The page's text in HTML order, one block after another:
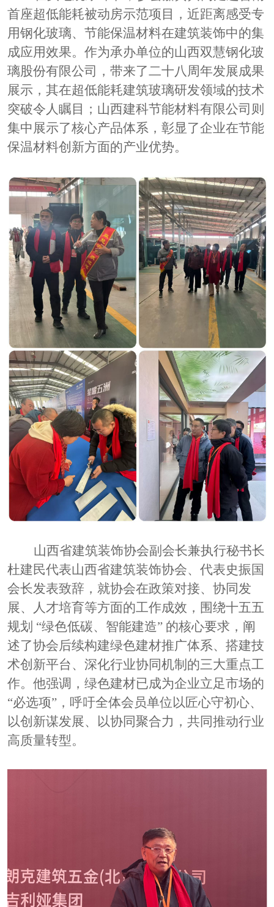
首座超低能耗被动房示范项目，近距离感受专
用钢化玻璃、节能保温材料在建筑装饰中的集
成应用效果。作为承办单位的山西双慧钢化玻
璃股份有限公司，带来了二十八周年发展成果
展示，其在超低能耗建筑玻璃研发领域的技术
突破令人瞩目；山西建科节能材料有限公司则
集中展示了核心产品体系，彰显了企业在节能
保温材料创新方面的产业优势。
山西省建筑装饰协会副会长兼执行秘书长
杜建民代表山西省建筑装饰协会、代表史振国
会长发表致辞，就协会在政策对接、协同发
展、人才培育等方面的工作成效，围绕十五五
规划 “绿色低碳、智能建造” 的核心要求，阐
述了协会后续构建绿色建材推广体系、搭建技
术创新平台、深化行业协同机制的三大重点工
作。他强调，绿色建材已成为企业立足市场的
“必选项”，呼吁全体会员单位以匠心守初心、
以创新谋发展、以协同聚合力，共同推动行业
高质量转型。